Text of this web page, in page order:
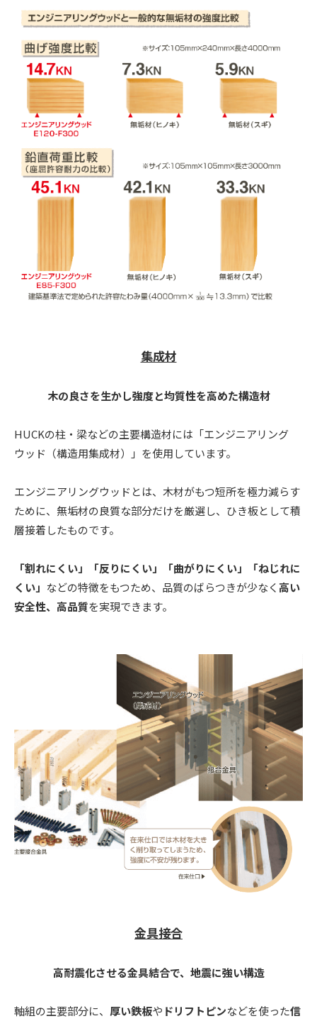
集成材
木の良さを生かし強度と均質性を高めた構造材
HUCKの柱・梁などの主要構造材には「エンジニアリング
ウッド（構造用集成材）」を使用しています。
エンジニアリングウッドとは、木材がもつ短所を極力減らす
ために、無垢材の良質な部分だけを厳選し、ひき板として積
層接着したものです。
「割れにくい」「反りにくい」「曲がりにくい」「ねじれに
くい」 などの特徴をもつため、品質のばらつきが少なく 高い
安全性、高品質を実現できます。
金具接合
高耐震化させる金具結合で、地震に強い構造
軸組の主要部分に、 厚い鉄板や ドリフトピンなどを使った信